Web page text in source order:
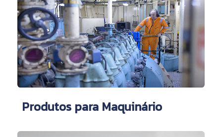
Produtos para Maquinário